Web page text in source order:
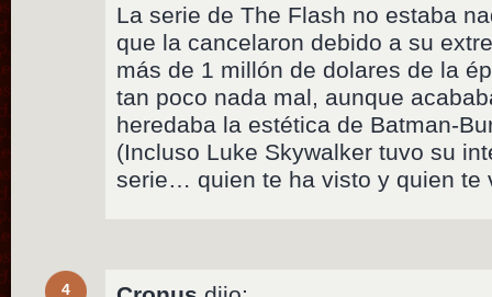
La serie de The Flash no estaba
que la cancelaron debido a su
más de 1 millón de dolares de la
tan poco nada mal, aunque
heredaba la estética de Batman-
(Incluso Luke Skywalker tuvo su
serie… quien te ha visto y quien
4